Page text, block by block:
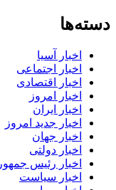
دسته‌ها
اخبار آسیا
اخبار اجتماعی
اخبار اقتصادی
اخبار امروز
اخبار ایران
اخبار جدید امروز
اخبار جهان
اخبار دولتی
اخبار رئیس جمهور
اخبار سیاست